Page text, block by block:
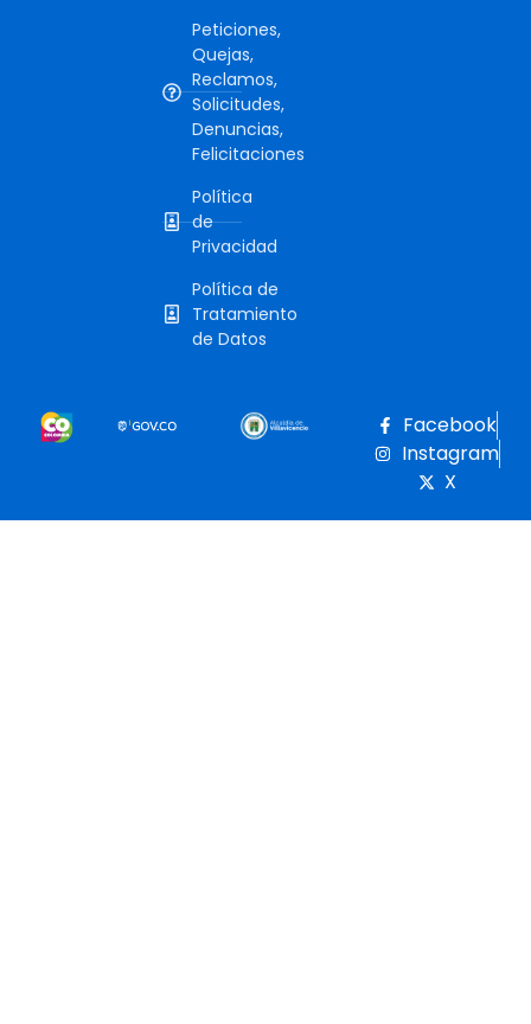
Peticiones,
Quejas,
Reclamos,
Solicitudes,
Denuncias,
Felicitaciones
Política
de
Privacidad
Política de
Tratamiento
de Datos
Facebook
Instagram
X